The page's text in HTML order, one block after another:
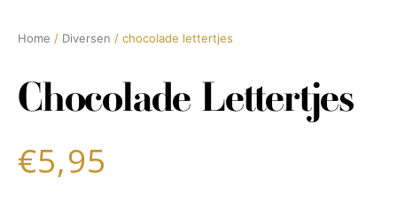
Home / Diversen / chocolade lettertjes
Chocolade Lettertjes
€5,95